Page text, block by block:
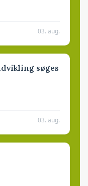
03. aug.
søges
03. aug.